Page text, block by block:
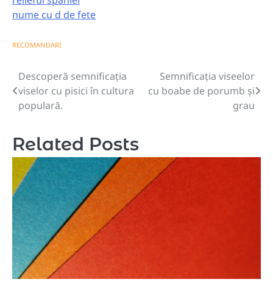
nume cu d de fete
RECOMANDARI
Navigare
în
Descoperă semnificația
viselor cu pisici în cultura
populară.
Semnificația viseelor
cu boabe de porumb și
grau
Related Posts